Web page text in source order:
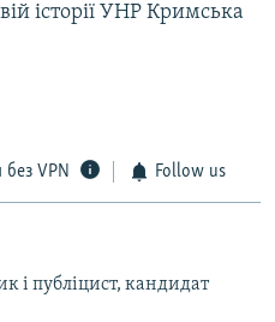
історії УНР Кримська
без VPN Follow us
і публіцист, кандидат